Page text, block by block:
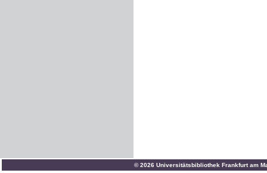
© 2026 Universitätsbibliothek Frankfurt am